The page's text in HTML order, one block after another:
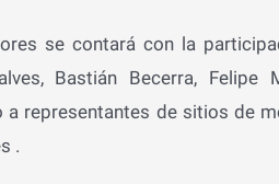
se contará con la
Bastián Becerra,
a representantes de sitios de
.